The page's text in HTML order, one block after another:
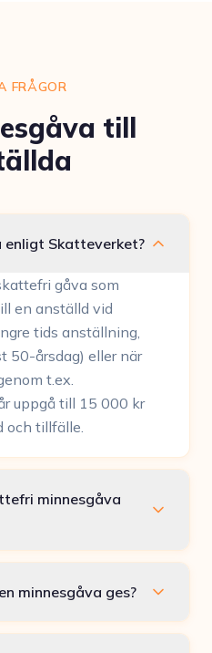
FRÅGOR
till
enligt Skatteverket?
gåva som
en anställd vid
tids anställning,
50-årsdag) eller när
t.ex.
uppgå till 15 000 kr
och tillfälle.
minnesgåva
minnesgåva ges?